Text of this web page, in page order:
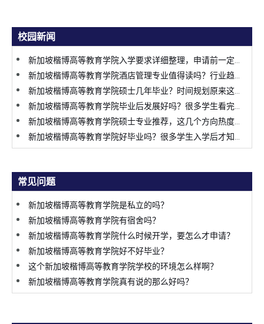
校园新闻
常见问题
新加坡楷博高等教育学院是私立的吗？
新加坡楷博高等教育学院有宿舍吗？
新加坡楷博高等教育学院什么时候开学，要怎么才申请？
新加坡楷博高等教育学院好不好毕业？
这个新加坡楷博高等教育学院学校的环境怎么样啊？
新加坡楷博高等教育学院真有说的那么好吗？